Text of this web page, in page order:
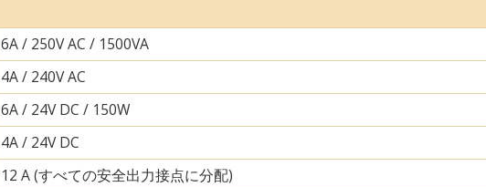
6A / 250V AC / 1500VA
4A / 240V AC
6A / 24V DC / 150W
4A / 24V DC
12 A (すべての安全出力接点に分配)